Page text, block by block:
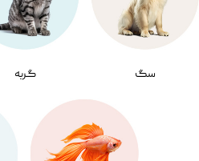
سگ گربه